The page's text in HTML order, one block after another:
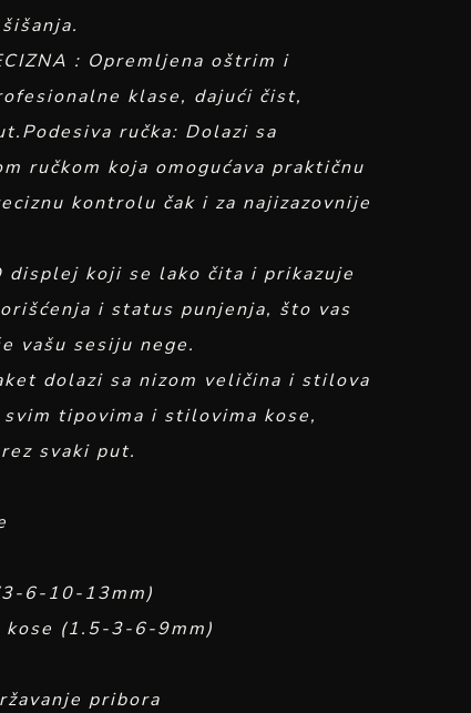
: Opremljena oštrim i
klase, dajući čist,
ručka: Dolazi sa
ručkom koja omogućava praktičnu
kontrolu čak i za najizazovnije
displej koji se lako čita i prikazuje
i status punjenja, što vas
vašu sesiju nege.
dolazi sa nizom veličina i stilova
tipovima i stilovima kose,
svaki put.
6-10-13mm)
(1.5-3-6-9mm)
pribora